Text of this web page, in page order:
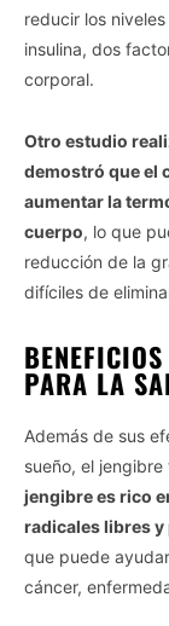
processing of
targeted
section to
opt-out request
us or personal
your opt-out.
disclosure of
IAB’s list of
also be
Downstream
third parties.
I want to
personal
I want to
Personal
Opted In
I want to
Personal
Opted In
reducir los
insulina, dos
corporal.
Otro estudio
demostró que el
aumentar la
cuerpo, lo que
reducción de la
difíciles de
PARA LA
Además de sus
sueño, el
jengibre es rico
radicales libres
que puede
cáncer,